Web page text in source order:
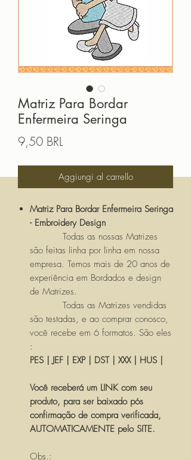
Matriz Para Bordar
Enfermeira Seringa
9,50 BRL
Aggiungi al carrello
Matriz Para Bordar Enfermeira Seringa
- Embroidery Design
Todas as nossas Matrizes
são feitas linha por linha em nossa
empresa. Temos mais de 20 anos de
experiência em Bordados e design
de Matrizes.
Todas as Matrizes vendidas
são testadas, e ao comprar conosco,
você recebe em 6 formatos. São eles
:
PES | JEF | EXP | DST | XXX | HUS |
Você receberá um LINK com seu
produto, para ser baixado pós
confirmação de compra verificada,
AUTOMATICAMENTE pelo SITE.
Obs.: